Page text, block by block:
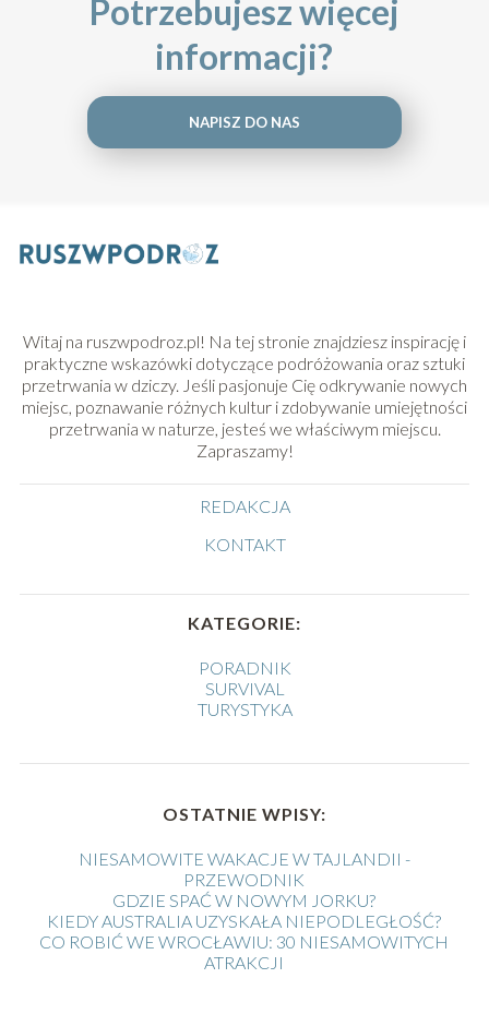
Potrzebujesz więcej
informacji?
NAPISZ DO NAS
Witaj na ruszwpodroz.pl! Na tej stronie znajdziesz inspirację i
praktyczne wskazówki dotyczące podróżowania oraz sztuki
przetrwania w dziczy. Jeśli pasjonuje Cię odkrywanie nowych
miejsc, poznawanie różnych kultur i zdobywanie umiejętności
przetrwania w naturze, jesteś we właściwym miejscu.
Zapraszamy!
REDAKCJA
KONTAKT
KATEGORIE:
PORADNIK
SURVIVAL
TURYSTYKA
OSTATNIE WPISY:
NIESAMOWITE WAKACJE W TAJLANDII -
PRZEWODNIK
GDZIE SPAĆ W NOWYM JORKU?
KIEDY AUSTRALIA UZYSKAŁA NIEPODLEGŁOŚĆ?
CO ROBIĆ WE WROCŁAWIU: 30 NIESAMOWITYCH
ATRAKCJI